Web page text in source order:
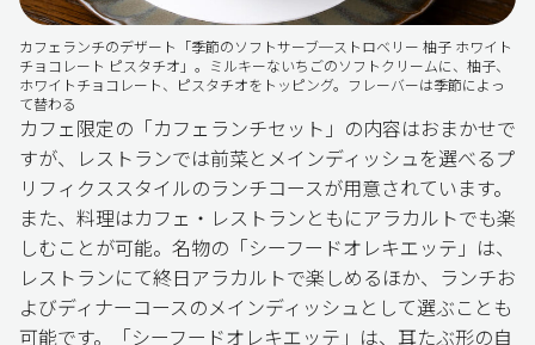
カフェランチのデザート「季節のソフトサーブ─ストロベリー 柚子 ホワイト
チョコレート ピスタチオ」。ミルキーないちごのソフトクリームに、柚子、
ホワイトチョコレート、ピスタチオをトッピング。フレーバーは季節によっ
て替わる
カフェ限定の「カフェランチセット」の内容はおまかせで
すが、レストランでは前菜とメインディッシュを選べるプ
リフィクススタイルのランチコースが用意されています。
また、料理はカフェ・レストランともにアラカルトでも楽
しむことが可能。名物の「シーフードオレキエッテ」は、
レストランにて終日アラカルトで楽しめるほか、ランチお
よびディナーコースのメインディッシュとして選ぶことも
可能です。「シーフードオレキエッテ」は、耳たぶ形の自